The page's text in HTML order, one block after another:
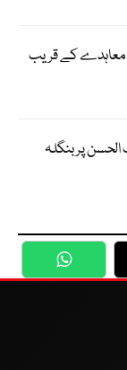
معاہدے کے قریب
پر بنگلہ